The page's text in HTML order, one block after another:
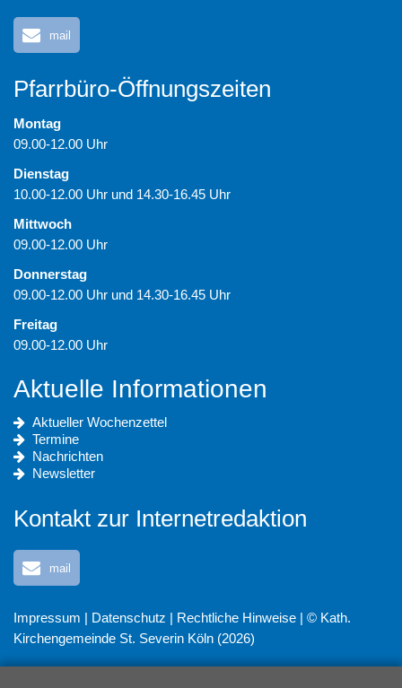
mail
Pfarrbüro-Öffnungszeiten
Montag
09.00-12.00 Uhr
Dienstag
10.00-12.00 Uhr und 14.30-16.45 Uhr
Mittwoch
09.00-12.00 Uhr
Donnerstag
09.00-12.00 Uhr und 14.30-16.45 Uhr
Freitag
09.00-12.00 Uhr
Aktuelle Informationen
Aktueller Wochenzettel
Termine
Nachrichten
Newsletter
Kontakt zur Internetredaktion
mail
Impressum | Datenschutz | Rechtliche Hinweise | © Kath.
Kirchengemeinde St. Severin Köln (2026)